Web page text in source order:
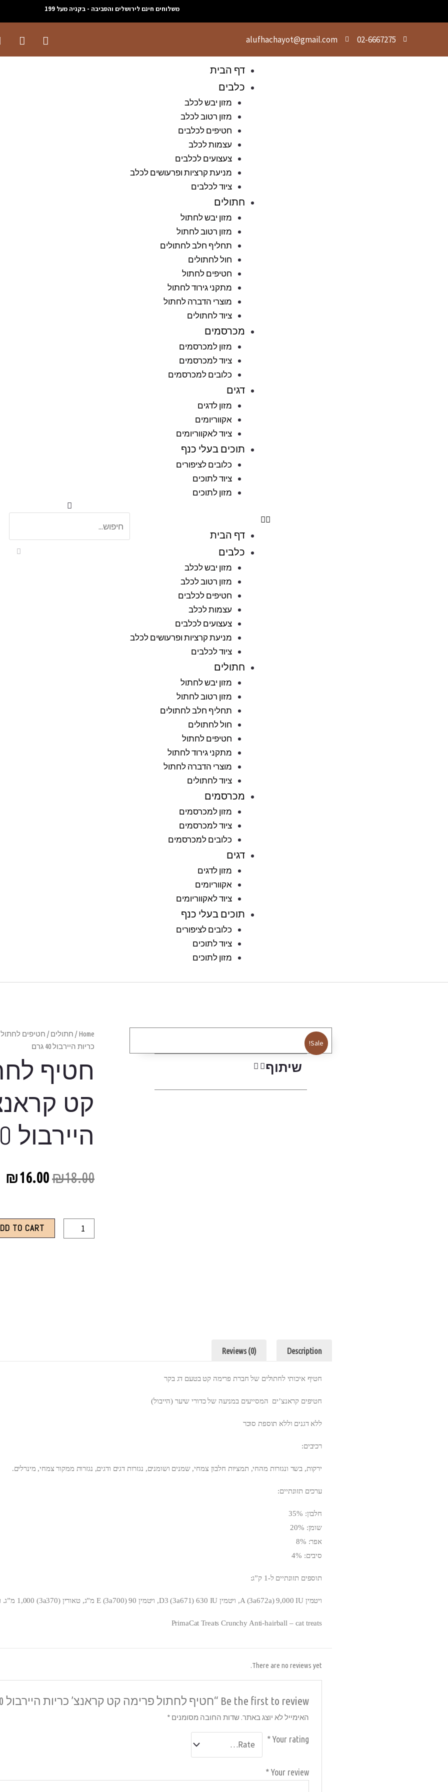
משלוחים חינם לירושלים והסביבה - בקניה מעל 199
02-6667275
alufhachayot@gmail.com
דף הבית
כלבים
מזון יבש לכלב
מזון רטוב לכלב
חטיפים לכלבים
עצמות לכלב
צעצועים לכלבים
מניעת קרציות ופרעושים לכלב
ציוד לכלבים
חתולים
מזון יבש לחתול
מזון רטוב לחתול
תחליף חלב לחתולים
חול לחתולים
חטיפים לחתול
מתקני גירוד לחתול
מוצרי הדברה לחתול
ציוד לחתולים
מכרסמים
מזון למכרסמים
ציוד למכרסמים
כלובים למכרסמים
דגים
מזון לדגים
אקווריומים
ציוד לאקווריומים
תוכים בעלי כנף
כלובים לציפורים
ציוד לתוכים
מזון לתוכים
דף הבית
כלבים
מזון יבש לכלב
מזון רטוב לכלב
חטיפים לכלבים
עצמות לכלב
צעצועים לכלבים
מניעת קרציות ופרעושים לכלב
ציוד לכלבים
חתולים
מזון יבש לחתול
מזון רטוב לחתול
תחליף חלב לחתולים
חול לחתולים
חטיפים לחתול
מתקני גירוד לחתול
מוצרי הדברה לחתול
ציוד לחתולים
מכרסמים
מזון למכרסמים
ציוד למכרסמים
כלובים למכרסמים
דגים
מזון לדגים
אקווריומים
ציוד לאקווריומים
תוכים בעלי כנף
כלובים לציפורים
ציוד לתוכים
מזון לתוכים
Sale!
שיתוף
Home
/ חתולים/ חטיפים לחתול
כריות היירבול 40 גרם
חטיף
קט
היירבול 40 גרם
₪18.00
₪16.00
TO CART
Description
Reviews (0)
חטיף איכותי לחתולים של חברת פרימה קט בטעם דג בקר
חטיפים קראנצ’ים המסייעים במניעה של כדורי שיער (הייבול)
ללא דגנים וללא תוספת סוכר
רכיבים:
ירקות, בשר ונגזרות מהחי, תמציות חלבון צמחי, שמנים ושומנים, נגזרות דגים ודגים, נגזרות ממקור צמחי, מינרלים.
ערכים תזונתיים:
חלבון: 35%
שומן: 20%
אפר: 8%
סיבים: 4%
תוספים תזונתיים ל-1 ק”ג:
ויטמין A (3a672a) 9,000 IU, ויטמין D3 (3a671) 630 IU, ויטמין E (3a700) 90 מ”ג, טאורין (3a370) 1,000 מ”ג. תוספים תחושתיים: חומר צבע.
PrimaCat Treats Crunchy Anti-hairball – cat treats
There are no reviews yet.
Be the first to review “חטיף לחתול פרימה קט קראנצ’ כריות היירבול 40 גרם”
האימייל לא יוצג באתר. שדות החובה מסומנים*
Your rating
*
Your review
*